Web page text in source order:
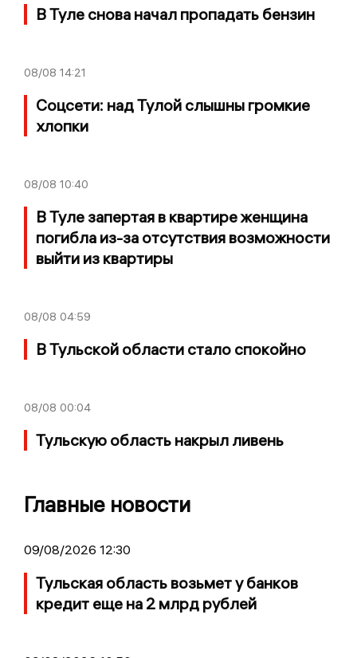
В Туле снова начал пропадать бензин
08/08 14:21
Соцсети: над Тулой слышны громкие
хлопки
08/08 10:40
В Туле запертая в квартире женщина
погибла из-за отсутствия возможности
выйти из квартиры
08/08 04:59
В Тульской области стало спокойно
08/08 00:04
Тульскую область накрыл ливень
Главные новости
09/08/2026 12:30
Тульская область возьмет у банков
кредит еще на 2 млрд рублей